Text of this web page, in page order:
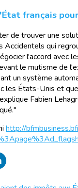
français
de trouver une
Accidentels qui
l'accord avec
le mutisme de
un système
les États-Unis et
Fabien
http://